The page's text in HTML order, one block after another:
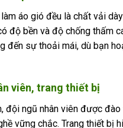
áo gió đều là chất vải
độ bền và độ chống thấm
đến sự thoải mái, dù bạn
viên, trang thiết bị
đội ngũ nhân viên được
vững chắc. Trang thiết bị